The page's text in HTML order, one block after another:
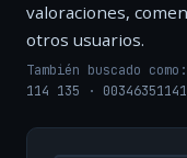
valoraciones,
otros usuarios.
También buscado como:
114 135 ·